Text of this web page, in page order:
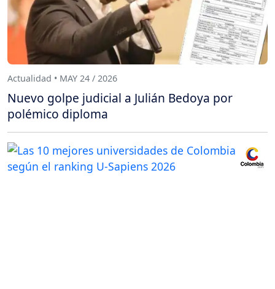
Actualidad • MAY 24 / 2026
Nuevo golpe judicial a Julián Bedoya por
polémico diploma